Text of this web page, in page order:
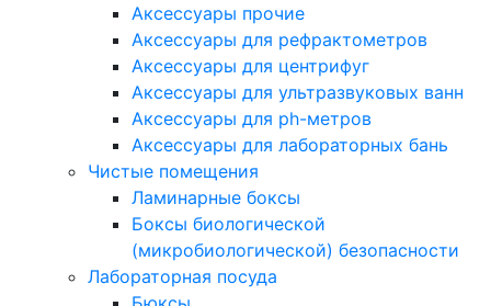
Аксессуары прочие
Аксессуары для рефрактометров
Аксессуары для центрифуг
Аксессуары для ультразвуковых ванн
Аксессуары для ph-метров
Аксессуары для лабораторных бань
Чистые помещения
Ламинарные боксы
Боксы биологической
(микробиологической) безопасности
Лабораторная посуда